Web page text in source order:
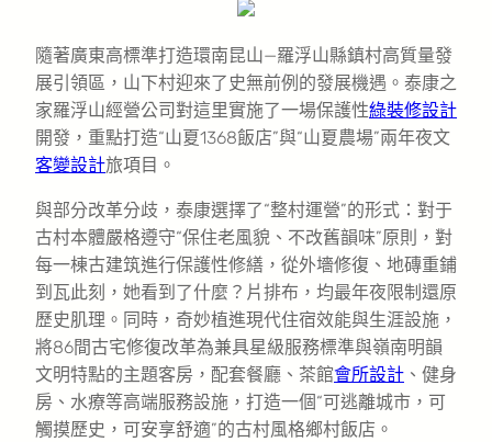
隨著廣東高標準打造環南昆山—羅浮山縣鎮村高質量發
展引領區，山下村迎來了史無前例的發展機遇。泰康之
家羅浮山經營公司對這里實施了一場保護性綠裝修設計
開發，重點打造“山夏1368飯店”與“山夏農場”兩年夜文
客變設計旅項目。
與部分改革分歧，泰康選擇了“整村運營”的形式：對于
古村本體嚴格遵守“保住老風貌、不改舊韻味”原則，對
每一棟古建筑進行保護性修繕，從外墻修復、地磚重鋪
到瓦此刻，她看到了什麼？片排布，均最年夜限制還原
歷史肌理。同時，奇妙植進現代住宿效能與生涯設施，
將86間古宅修復改革為兼具星級服務標準與嶺南明韻
文明特點的主題客房，配套餐廳、茶館會所設計 、健身
房、水療等高端服務設施，打造一個“可逃離城市，可
觸摸歷史，可安享舒適”的古村風格鄉村飯店。